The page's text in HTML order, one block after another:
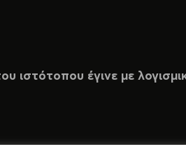
ιστότοπου έγινε με